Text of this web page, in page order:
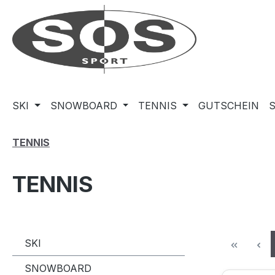
Hauptinhalt springen
Zur Suche springen
Zur Hauptnavigation springen
SKI SNOWBOARD TENNIS GUTSCHEIN
TENNIS
TENNIS
SKI
SNOWBOARD